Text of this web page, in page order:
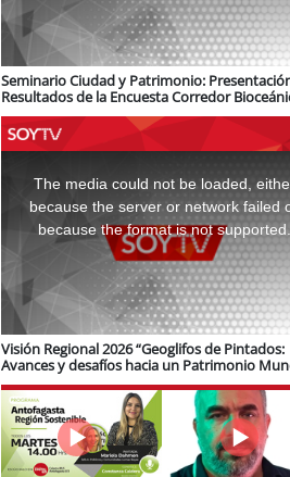
Seminario Ciudad y Patrimonio:
Resultados de la Encuesta Corredor
logística e infraestructura ferroviaria
window.
The media could not be loaded,
because the server or network failed
because the format is not supported.
Visión Regional 2026 “Geoglifos de Pintados:
Avances y desafíos hacia un Patrimonio
de Unesco”